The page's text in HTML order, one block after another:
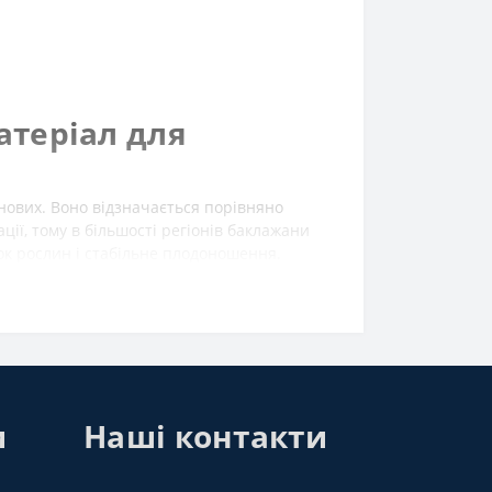
для
Воно відзначається порівняно
тому в більшості регіонів баклажани
в плодах.
плодоношення.
Наші контакти